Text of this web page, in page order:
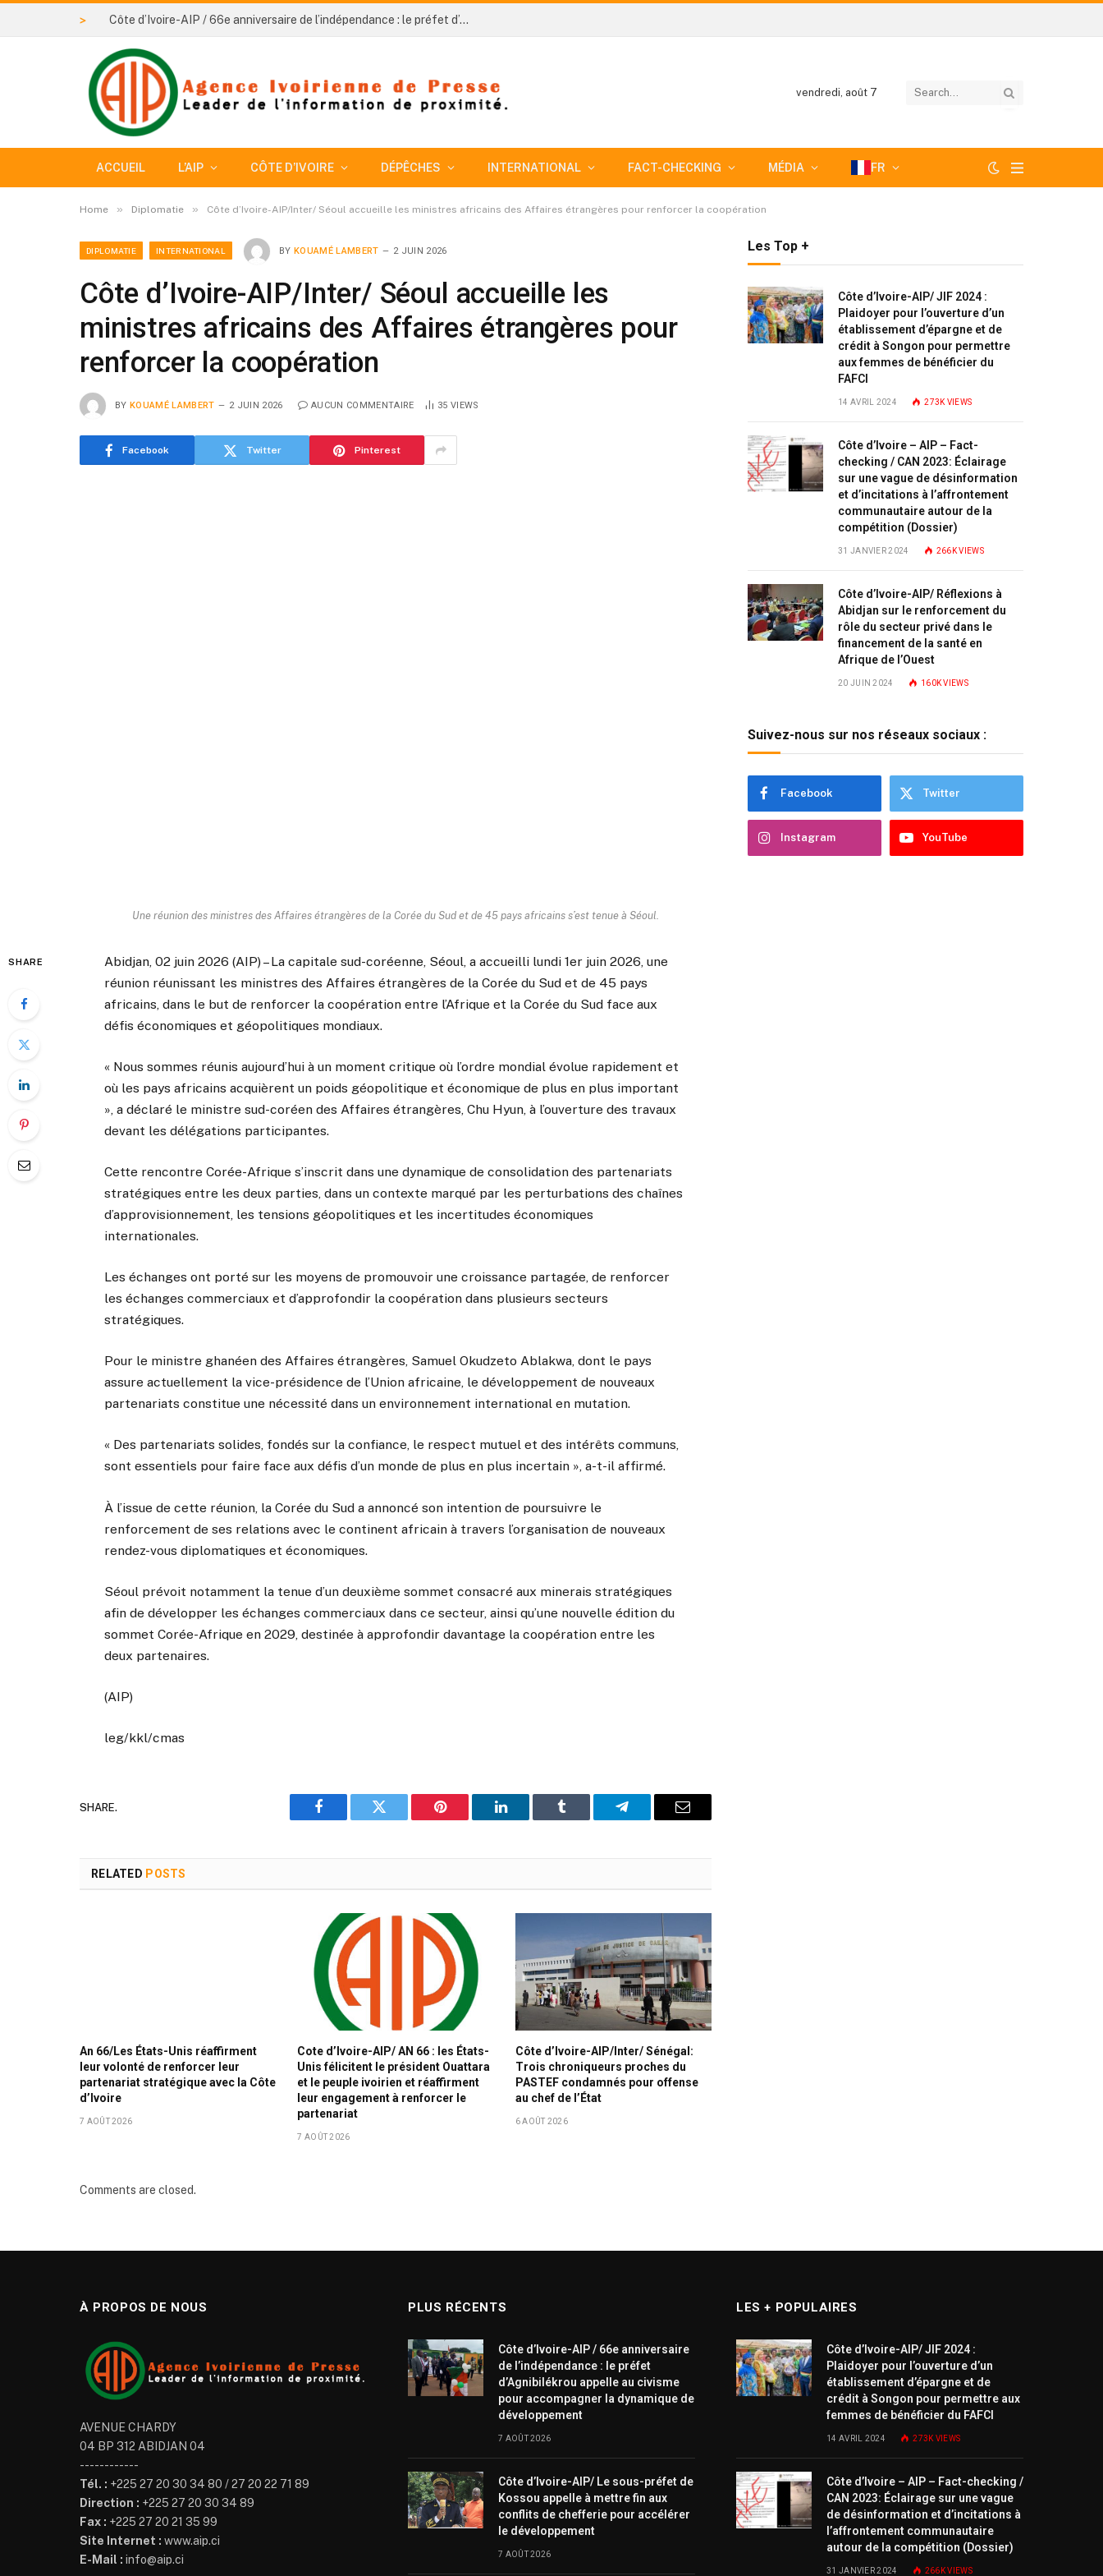
> Côte d’Ivoire-AIP / 66e anniversaire de l’indépendance : le préfet d’Agnibilékrou appelle au civisme pour accompagner la dynamique de développement
vendredi, août 7
ACCUEIL L’AIP CÔTE D’IVOIRE DÉPÊCHES INTERNATIONAL FACT-CHECKING MÉDIA FR
Home » Diplomatie » Côte d’Ivoire-AIP/Inter/ Séoul accueille les ministres africains des Affaires étrangères pour renforcer la coopération
DIPLOMATIE INTERNATIONAL BY KOUAMÉ LAMBERT 2 JUIN 2026
Côte d’Ivoire-AIP/Inter/ Séoul accueille les
ministres africains des Affaires étrangères pour
renforcer la coopération
BY KOUAMÉ LAMBERT 2 JUIN 2026 AUCUN COMMENTAIRE 35 VIEWS
Facebook Twitter Pinterest
Une réunion des ministres des Affaires étrangères de la Corée du Sud et de 45 pays africains s’est tenue à Séoul.
SHARE
Abidjan, 02 juin 2026 (AIP) – La capitale sud-coréenne, Séoul, a accueilli lundi 1er juin 2026, une
réunion réunissant les ministres des Affaires étrangères de la Corée du Sud et de 45 pays
africains, dans le but de renforcer la coopération entre l’Afrique et la Corée du Sud face aux
défis économiques et géopolitiques mondiaux.
« Nous sommes réunis aujourd’hui à un moment critique où l’ordre mondial évolue rapidement et
où les pays africains acquièrent un poids géopolitique et économique de plus en plus important
», a déclaré le ministre sud-coréen des Affaires étrangères, Chu Hyun, à l’ouverture des travaux
devant les délégations participantes.
Cette rencontre Corée-Afrique s’inscrit dans une dynamique de consolidation des partenariats
stratégiques entre les deux parties, dans un contexte marqué par les perturbations des chaînes
d’approvisionnement, les tensions géopolitiques et les incertitudes économiques
internationales.
Les échanges ont porté sur les moyens de promouvoir une croissance partagée, de renforcer
les échanges commerciaux et d’approfondir la coopération dans plusieurs secteurs
stratégiques.
Pour le ministre ghanéen des Affaires étrangères, Samuel Okudzeto Ablakwa, dont le pays
assure actuellement la vice-présidence de l’Union africaine, le développement de nouveaux
partenariats constitue une nécessité dans un environnement international en mutation.
« Des partenariats solides, fondés sur la confiance, le respect mutuel et des intérêts communs,
sont essentiels pour faire face aux défis d’un monde de plus en plus incertain », a-t-il affirmé.
À l’issue de cette réunion, la Corée du Sud a annoncé son intention de poursuivre le
renforcement de ses relations avec le continent africain à travers l’organisation de nouveaux
rendez-vous diplomatiques et économiques.
Séoul prévoit notamment la tenue d’un deuxième sommet consacré aux minerais stratégiques
afin de développer les échanges commerciaux dans ce secteur, ainsi qu’une nouvelle édition du
sommet Corée-Afrique en 2029, destinée à approfondir davantage la coopération entre les
deux partenaires.
(AIP)
leg/kkl/cmas
SHARE.
Facebook Twitter Pinterest LinkedIn Tumblr Telegram Email
RELATED POSTS
An 66/Les États-Unis réaffirment
leur volonté de renforcer leur
partenariat stratégique avec la Côte
d’Ivoire
7 AOÛT 2026
Cote d’Ivoire-AIP/ AN 66 : les États-
Unis félicitent le président Ouattara
et le peuple ivoirien et réaffirment
leur engagement à renforcer le
partenariat
7 AOÛT 2026
Côte d’Ivoire-AIP/Inter/ Sénégal:
Trois chroniqueurs proches du
PASTEF condamnés pour offense
au chef de l’État
6 AOÛT 2026
Comments are closed.
Les Top +
Côte d’Ivoire-AIP/ JIF 2024 :
Plaidoyer pour l’ouverture d’un
établissement d’épargne et de
crédit à Songon pour permettre
aux femmes de bénéficier du
FAFCI
14 AVRIL 2024 273K VIEWS
Côte d’Ivoire – AIP – Fact-
checking / CAN 2023: Éclairage
sur une vague de désinformation
et d’incitations à l’affrontement
communautaire autour de la
compétition (Dossier)
31 JANVIER 2024 266KVIEWS
Côte d’Ivoire-AIP/ Réflexions à
Abidjan sur le renforcement du
rôle du secteur privé dans le
financement de la santé en
Afrique de l’Ouest
20 JUIN 2024 160KVIEWS
Suivez-nous sur nos réseaux sociaux :
Facebook Twitter
Instagram YouTube
À PROPOS DE NOUS
AVENUE CHARDY
04 BP 312 ABIDJAN 04
------------
Tél. : +225 27 20 30 34 80 / 27 20 22 71 89
Direction : +225 27 20 30 34 89
Fax : +225 27 20 21 35 99
Site Internet : www.aip.ci
E-Mail : info@aip.ci
PLUS RÉCENTS
Côte d’Ivoire-AIP / 66e anniversaire
de l’indépendance : le préfet
d’Agnibilékrou appelle au civisme
pour accompagner la dynamique de
développement
7 AOÛT 2026
Côte d’Ivoire-AIP/ Le sous-préfet de
Kossou appelle à mettre fin aux
conflits de chefferie pour accélérer
le développement
7 AOÛT 2026
LES + POPULAIRES
Côte d’Ivoire-AIP/ JIF 2024 :
Plaidoyer pour l’ouverture d’un
établissement d’épargne et de
crédit à Songon pour permettre aux
femmes de bénéficier du FAFCI
14 AVRIL 2024 273K VIEWS
Côte d’Ivoire – AIP – Fact-checking /
CAN 2023: Éclairage sur une vague
de désinformation et d’incitations à
l’affrontement communautaire
autour de la compétition (Dossier)
31 JANVIER 2024 266KVIEWS